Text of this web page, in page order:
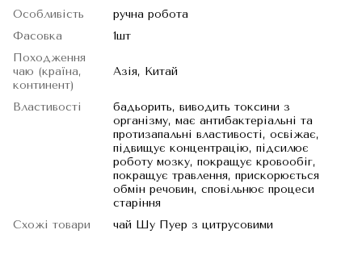
Особливість
ручна робота
Фасовка
1шт
Походження
чаю (країна,
континент)
Азія, Китай
Властивості
бадьорить, виводить токсини з
організму, має антибактеріальні та
протизапальні властивості, освіжає,
підвищує концентрацію, підсилює
роботу мозку, покращує кровообіг,
покращує травлення, прискорюється
обмін речовин, сповільнює процеси
старіння
Схожі товари
чай Шу Пуер з цитрусовими